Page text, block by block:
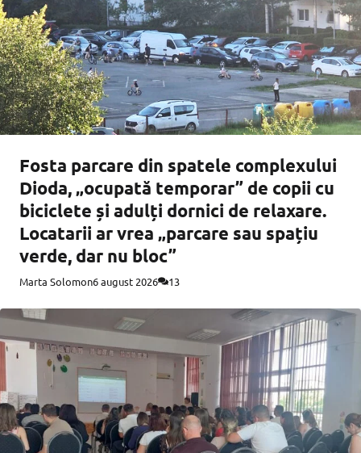
Fosta parcare din spatele complexului
Dioda, „ocupată temporar” de copii cu
biciclete și adulți dornici de relaxare.
Locatarii ar vrea „parcare sau spațiu
verde, dar nu bloc”
Marta Solomon6 august 2026 13